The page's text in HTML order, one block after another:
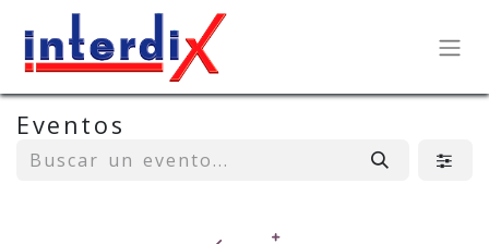
Eventos